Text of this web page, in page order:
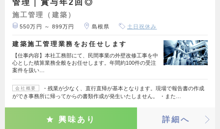
管理｜賞与年2回◎
施工管理（建築）
550万円 ～ 899万円 島根県 土日祝休み
建築施工管理業務をお任せします
【仕事内容】本社工務部にて、民間事業の外壁改修工事を中
心とした積算業務全般をお任せします。年間約100件の受注
案件を扱い…
会社概要
・残業が少なく、直行直帰が基本となります。現場で報告書の作成
ができ事務所に帰ってからの書類作成が発生いたしません。 ・また…
興味あり 詳細へ